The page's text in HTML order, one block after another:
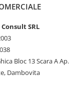
Consult SRL
Bloc 13 Scara A
Dambovita